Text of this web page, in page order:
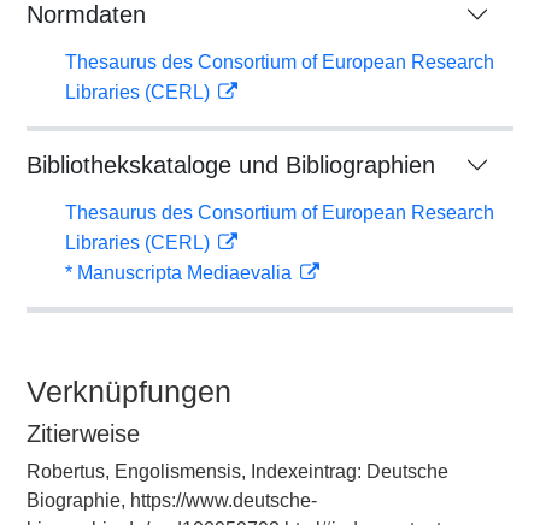
Normdaten
Thesaurus des Consortium of European Research
Libraries (CERL)
Bibliothekskataloge und Bibliographien
Thesaurus des Consortium of European Research
Libraries (CERL)
* Manuscripta Mediaevalia
Verknüpfungen
Zitierweise
Robertus, Engolismensis, Indexeintrag: Deutsche
Biographie, https://www.deutsche-